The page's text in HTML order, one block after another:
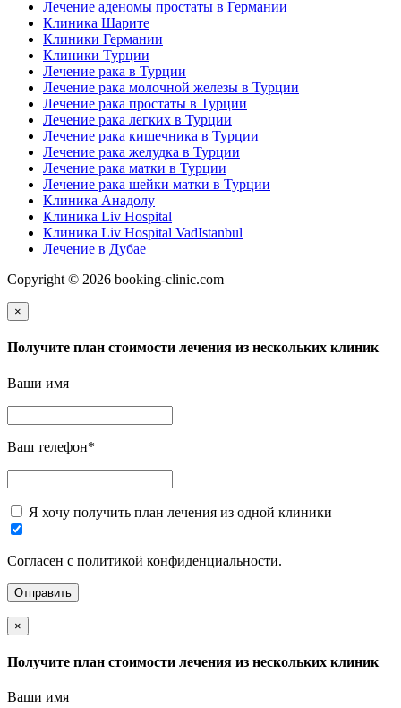
Лечение аденомы простаты в Германии
Клиника Шарите
Клиники Германии
Клиники Турции
Лечение рака в Турции
Лечение рака молочной железы в Турции
Лечение рака простаты в Турции
Лечение рака легких в Турции
Лечение рака кишечника в Турции
Лечение рака желудка в Турции
Лечение рака матки в Турции
Лечение рака шейки матки в Турции
Клиника Анадолу
Клиника Liv Hospital
Клиника Liv Hospital VadIstanbul
Лечение в Дубае
Copyright © 2026 booking-clinic.com
×
Получите план стоимости лечения из нескольких клиник
Ваши имя
Ваш телефон*
Я хочу получить план лечения из одной клиники
Согласен с политикой конфиденциальности.
×
Получите план стоимости лечения из нескольких клиник
Ваши имя